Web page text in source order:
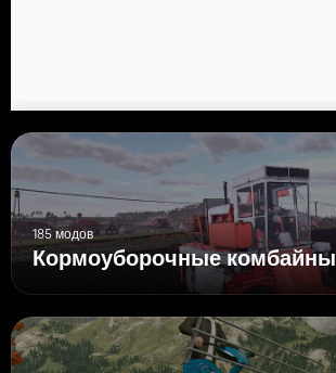
185 модов
Кормоуборочные комбайны